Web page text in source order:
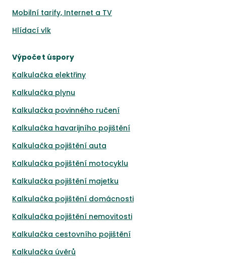
Mobilní tarify, Internet a TV
Hlídací vlk
Výpočet úspory
Kalkulačka elektřiny
Kalkulačka plynu
Kalkulačka povinného ručení
Kalkulačka havarijního pojištění
Kalkulačka pojištění auta
Kalkulačka pojištění motocyklu
Kalkulačka pojištění majetku
Kalkulačka pojištění domácnosti
Kalkulačka pojištění nemovitosti
Kalkulačka cestovního pojištění
Kalkulačka úvěrů